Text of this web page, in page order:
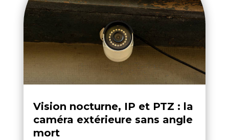
Vision nocturne, IP et PTZ : la
caméra extérieure sans angle
mort